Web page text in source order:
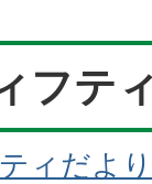
フテ
ィだよ